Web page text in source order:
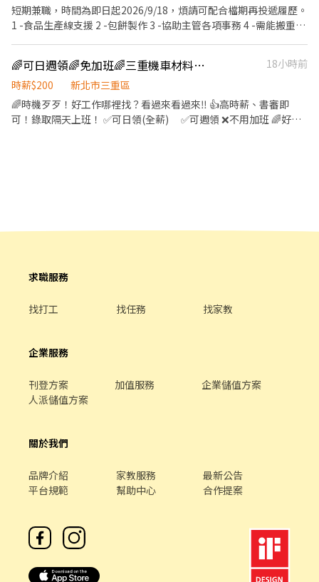
https://lin.ee/YcfmcjJ ▸電話未接請加賴並留言，訊息迅速回覆◂ ❌
求職免收費❌絕無詐騙┃⭕️免費諮詢⭕️安心上工
➖➖➖➖➖➖➖➖➖➖➖➖➖➖➖➖➖➖➖
短期兼職，時間為即日起2026/9/18，煩請可配合檔期再投遞履歷。
1 -食品生產線支援 2 -包餅製作 3 -協助主管各項事務 4 -需能搬重
🌈可日週領🌈免加班🌈三重機車材料組包裝作業員
18小時前
時薪$200
新北市三重區
🌈時機歹歹！好工作哪裡找？看過來看過來‼️ 👍高時薪、書審即
可！錄取隔天上班！ ✅可日領(全薪) ✅可週領 ❌不用加班 🌈好機
收取介紹費、代辦費、轉介費等任何費用，請求職者安心詢問⭐️
求職服務
找打工 找任務 找家教
企業服務
刊登方案 加值服務
企業儲值方案
人派儲值方案
關於我們
品牌介紹 家教服務
最新公告
平台規範
幫助中心 合作提案